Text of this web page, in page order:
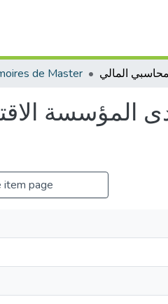
de Master
لدى المؤسسة
item page